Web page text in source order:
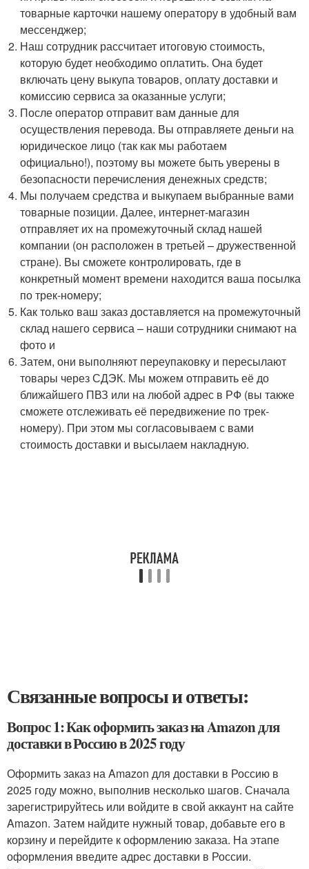
товарные карточки нашему оператору в удобный вам
мессенджер;
Наш сотрудник рассчитает итоговую стоимость,
которую будет необходимо оплатить. Она будет
включать цену выкупа товаров, оплату доставки и
комиссию сервиса за оказанные услуги;
После оператор отправит вам данные для
осуществления перевода. Вы отправляете деньги на
юридическое лицо (так как мы работаем
официально!), поэтому вы можете быть уверены в
безопасности перечисления денежных средств;
Мы получаем средства и выкупаем выбранные вами
товарные позиции. Далее, интернет-магазин
отправляет их на промежуточный склад нашей
компании (он расположен в третьей – дружественной
стране). Вы сможете контролировать, где в
конкретный момент времени находится ваша посылка
по трек-номеру;
Как только ваш заказ доставляется на промежуточный
склад нашего сервиса – наши сотрудники снимают на
фото и
Затем, они выполняют переупаковку и пересылают
товары через СДЭК. Мы можем отправить её до
ближайшего ПВЗ или на любой адрес в РФ (вы также
сможете отслеживать её передвижение по трек-
номеру). При этом мы согласовываем с вами
стоимость доставки и высылаем накладную.
Связанные вопросы и ответы:
Вопрос 1: Как оформить заказ на Amazon для
доставки в Россию в 2025 году
Оформить заказ на Amazon для доставки в Россию в
2025 году можно, выполнив несколько шагов. Сначала
зарегистрируйтесь или войдите в свой аккаунт на сайте
Amazon. Затем найдите нужный товар, добавьте его в
корзину и перейдите к оформлению заказа. На этапе
оформления введите адрес доставки в России.